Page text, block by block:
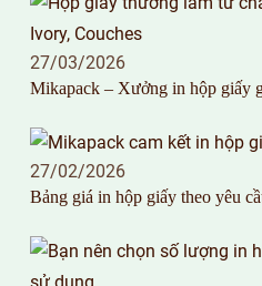
27/03/2026
Mikapack – Xưởng in hộp giấy
27/02/2026
Bảng giá in hộp giấy theo yêu